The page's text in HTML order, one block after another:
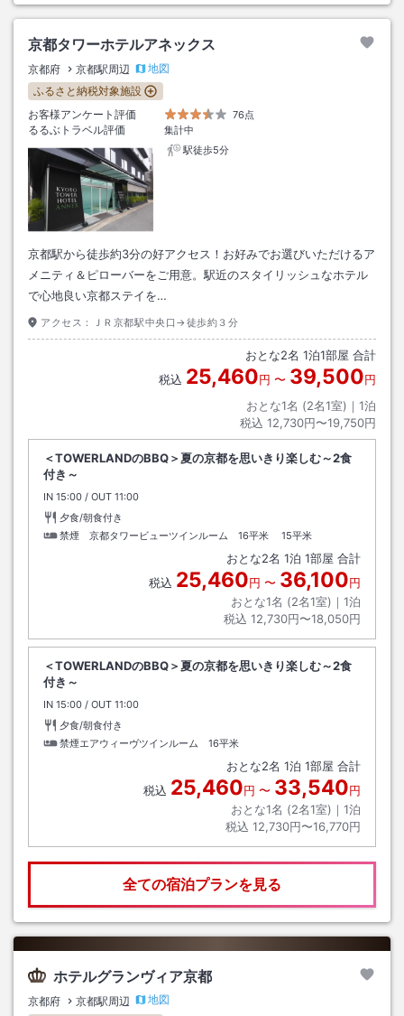
京都タワーホテルアネックス
京都府 京都駅周辺
地図
ふるさと納税対象施設
お客様アンケート評価
76点
るるぶトラベル評価
集計中
駅徒歩5分
京都駅から徒歩約3分の好アクセス！お好みでお選びいただけるア
メニティ＆ピローバーをご用意。駅近のスタイリッシュなホテル
で心地良い京都ステイを…
アクセス： ＪＲ京都駅中央口→徒歩約３分
おとな2名 1泊1部屋 合計
税込 25,460円 〜 39,500円
おとな1名 (2名1室)｜ 1泊
税込 12,730円〜19,750円
＜TOWERLANDのBBQ＞夏の京都を思いきり楽しむ～2食
付き～
IN チェックイン
15:00 / OUT チェックアウト
11:00
夕食/朝食付き
禁煙 京都タワービューツインルーム 16平米
15平米
おとな2名 1泊 1部屋 合計
税込 25,460円 〜 36,100円
おとな1名 (2名1室)｜ 1泊
税込 12,730円〜18,050円
＜TOWERLANDのBBQ＞夏の京都を思いきり楽しむ～2食
付き～
IN チェックイン
15:00 / OUT チェックアウト
11:00
夕食/朝食付き
禁煙エアウィーヴツインルーム 16平米
おとな2名 1泊 1部屋 合計
税込 25,460円 〜 33,540円
おとな1名 (2名1室)｜ 1泊
税込 12,730円〜16,770円
全ての宿泊プランを見る
ホテルグランヴィア京都
京都府 京都駅周辺
地図